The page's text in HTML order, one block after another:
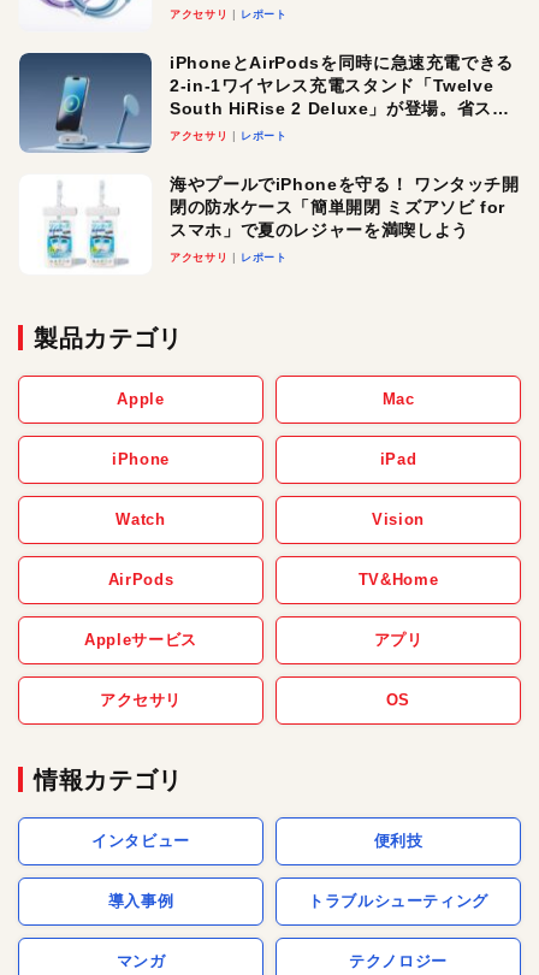
アクセサリ レポート
iPhoneとAirPodsを同時に急速充電できる
2-in-1ワイヤレス充電スタンド「Twelve
South HiRise 2 Deluxe」が登場。省スペ
ースでおしゃれに充電したい人にオスス
アクセサリ レポート
海やプールでiPhoneを守る！ ワンタッチ開
閉の防水ケース「簡単開閉 ミズアソビ for
スマホ」で夏のレジャーを満喫しよう
アクセサリ レポート
製品カテゴリ
Apple Mac
iPhone iPad
Watch Vision
AirPods TV&Home
Appleサービス アプリ
アクセサリ OS
情報カテゴリ
インタビュー 便利技
導入事例 トラブルシューティング
マンガ テクノロジー